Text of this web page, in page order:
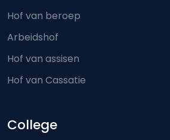
Hof van beroep
Arbeidshof
Hof van assisen
Hof van Cassatie
College